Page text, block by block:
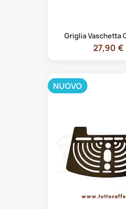
Griglia Vaschetta
27,90 €
NUOVO